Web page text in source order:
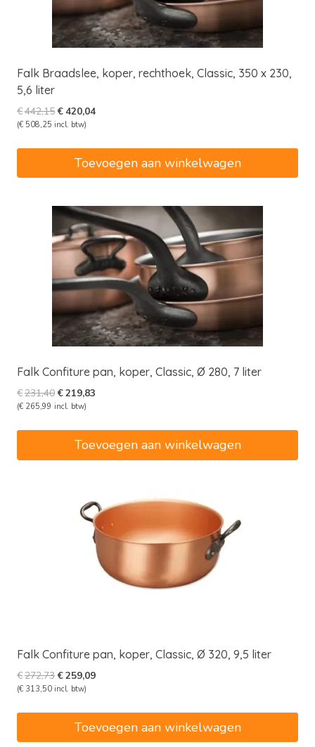
Falk Braadslee, koper, rechthoek, Classic, 350 x 230,
5,6 liter
€442,15Oorspronkelijke
prijs
€442,15.
€420,04Huidige
(€ 508,25 incl. btw)
Toevoegen aan winkelwagen
Falk Confiture pan, koper, Classic, Ø 280, 7 liter
€231,40Oorspronkelijke
prijs
€231,40.
€219,83
(€ 265,99 incl. btw)
Toevoegen aan winkelwagen
Falk Confiture pan, koper, Classic, Ø 320, 9,5 liter
€272,73Oorspronkelijke
prijs
€259,09Huidige
(€ 313,50 incl. btw)
Toevoegen aan winkelwagen